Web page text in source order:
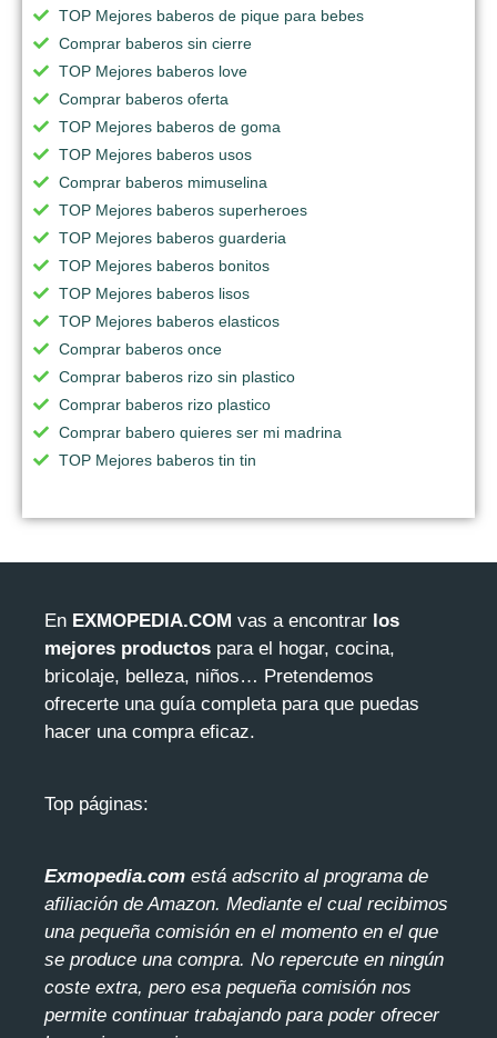
TOP Mejores baberos de pique para bebes
Comprar baberos sin cierre
TOP Mejores baberos love
Comprar baberos oferta
TOP Mejores baberos de goma
TOP Mejores baberos usos
Comprar baberos mimuselina
TOP Mejores baberos superheroes
TOP Mejores baberos guarderia
TOP Mejores baberos bonitos
TOP Mejores baberos lisos
TOP Mejores baberos elasticos
Comprar baberos once
Comprar baberos rizo sin plastico
Comprar baberos rizo plastico
Comprar babero quieres ser mi madrina
TOP Mejores baberos tin tin
En EXMOPEDIA.COM vas a encontrar los
mejores productos para el hogar, cocina,
bricolaje, belleza, niños… Pretendemos
ofrecerte una guía completa para que puedas
hacer una compra eficaz.
Top páginas:
Exmopedia.com está adscrito al programa de
afiliación de Amazon. Mediante el cual recibimos
una pequeña comisión en el momento en el que
se produce una compra. No repercute en ningún
coste extra, pero esa pequeña comisión nos
permite continuar trabajando para poder ofrecer